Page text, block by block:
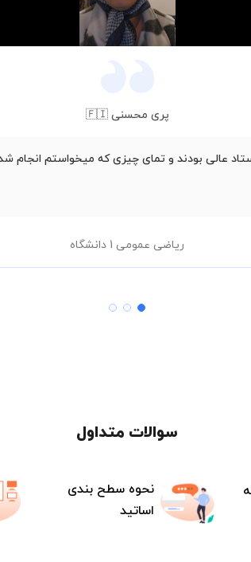
Video
پری محسنی 🇫🇮
عالی بودند و تمای چیزی که میخواستم انجام
ریاضی عمومی 1 دانشگاه
سوالات متداول
نحوه سطح بندی
اساتید